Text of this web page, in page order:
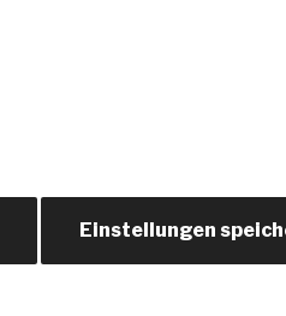
Einstellungen